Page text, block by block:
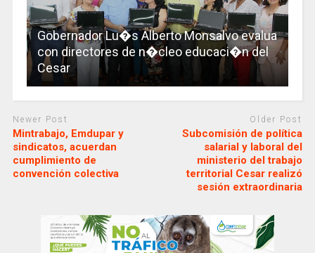
Gobernador Lu�s Alberto Monsalvo evalua
con directores de n�cleo educaci�n del
Cesar
Newer Post
Mintrabajo, Emdupar y
sindicatos, acuerdan
cumplimiento de
convención colectiva
Older Post
Subcomisión de política
salarial y laboral del
ministerio del trabajo
territorial Cesar realizó
sesión extraordinaria